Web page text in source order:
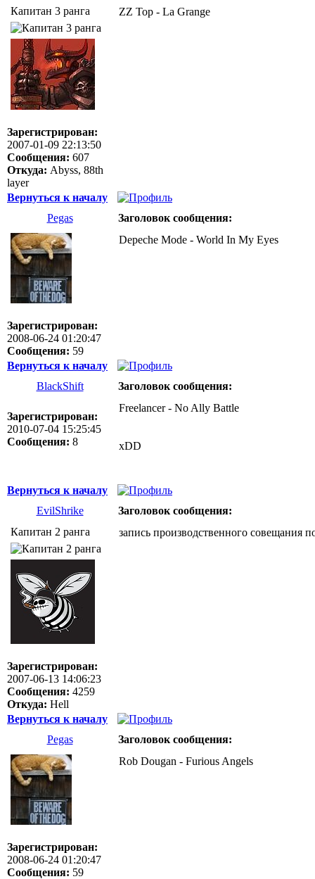
Капитан 3 ранга
Зарегистрирован:
2007-01-09 22:13:50
Сообщения: 607
Откуда: Abyss, 88th
layer
ZZ Top - La Grange
Вернуться к началу
Pegas
Заголовок сообщения:
Зарегистрирован:
2008-06-24 01:20:47
Сообщения: 59
Depeche Mode - World In My Eyes
Вернуться к началу
BlackShift
Заголовок сообщения:
Зарегистрирован:
2010-07-04 15:25:45
Сообщения: 8
Freelancer - No Ally Battle
xDD
Вернуться к началу
EvilShrike
Заголовок сообщения:
Капитан 2 ранга
Зарегистрирован:
2007-06-13 14:06:23
Сообщения: 4259
Откуда: Hell
запись производственного совещания
Вернуться к началу
Pegas
Заголовок сообщения:
Зарегистрирован:
2008-06-24 01:20:47
Сообщения: 59
Rob Dougan - Furious Angels